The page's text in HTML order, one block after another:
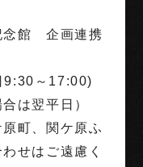
館 企画連携
～17:00)
は翌平日）
町、関ケ原ふ
せはご遠慮く